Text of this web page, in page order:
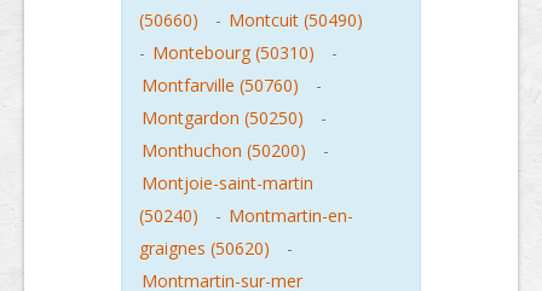
(50660)
- Montcuit (50490)
- Montebourg (50310)
-
Montfarville (50760)
-
Montgardon (50250)
-
Monthuchon (50200)
-
Montjoie-saint-martin
(50240)
- Montmartin-en-
graignes (50620)
-
Montmartin-sur-mer